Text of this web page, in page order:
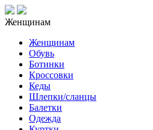
Женщинам
Женщинам
Обувь
Ботинки
Кроссовки
Кеды
Шлепки/сланцы
Балетки
Одежда